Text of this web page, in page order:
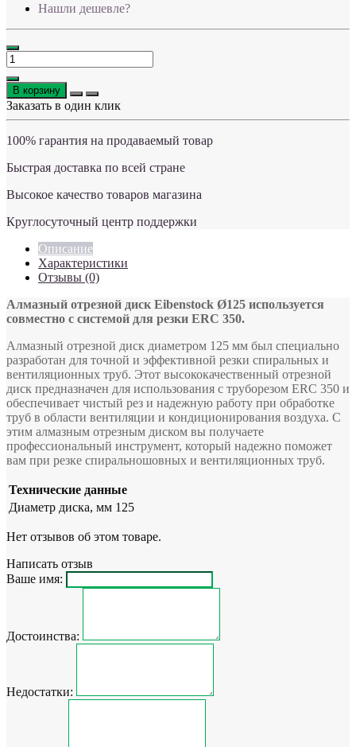
Нашли дешевле?
В корзину
Заказать в один клик
100% гарантия на продаваемый товар
Быстрая доставка по всей стране
Высокое качество товаров магазина
Круглосуточный центр поддержки
Описание
Характеристики
Отзывы (0)
Алмазный отрезной диск Eibenstock Ø125 используется
совместно с системой для резки ERC 350.
Алмазный отрезной диск диаметром 125 мм был специально
разработан для точной и эффективной резки спиральных и
вентиляционных труб. Этот высококачественный отрезной
диск предназначен для использования с труборезом ERC 350 и
обеспечивает чистый рез и надежную работу при обработке
труб в области вентиляции и кондиционирования воздуха. С
этим алмазным отрезным диском вы получаете
профессиональный инструмент, который надежно поможет
вам при резке спиральношовных и вентиляционных труб.
Технические данные
Диаметр диска, мм 125
Нет отзывов об этом товаре.
Написать отзыв
Ваше имя:
Достоинства:
Недостатки: